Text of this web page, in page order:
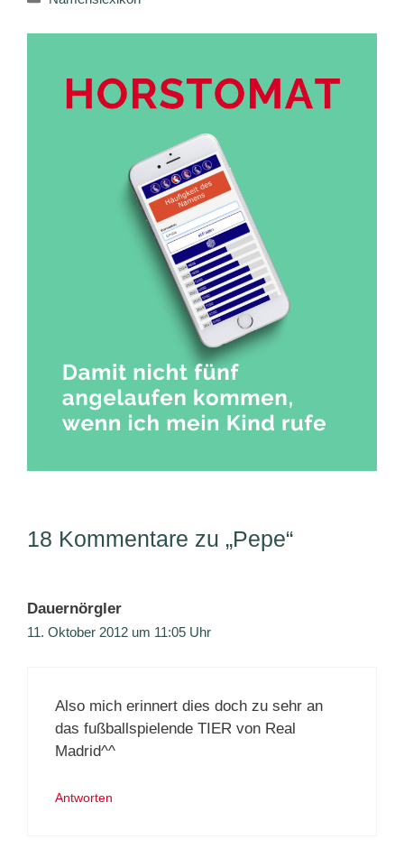
18 Kommentare zu „Pepe“
Dauernörgler
11. Oktober 2012 um 11:05 Uhr
Also mich erinnert dies doch zu sehr an
das fußballspielende TIER von Real
Madrid^^
Antworten